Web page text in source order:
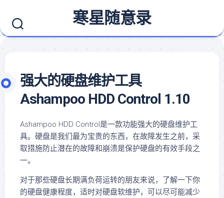
content
寒星随意录
强大的硬盘维护工具
Ashampoo HDD Control 1.10
Ashampoo HDD Control是一款功能强大的硬盘维护工
具。硬盘是我们最为宝贵的东西，在故障发生之前，采
取措施防止潜在的故障和崩溃是保护硬盘的有效手段之
一。
对于那些硬盘长期满负荷运转的朋友来说，了解一下你
的硬盘健康程度，适时对硬盘软维护，可以尽可能减少